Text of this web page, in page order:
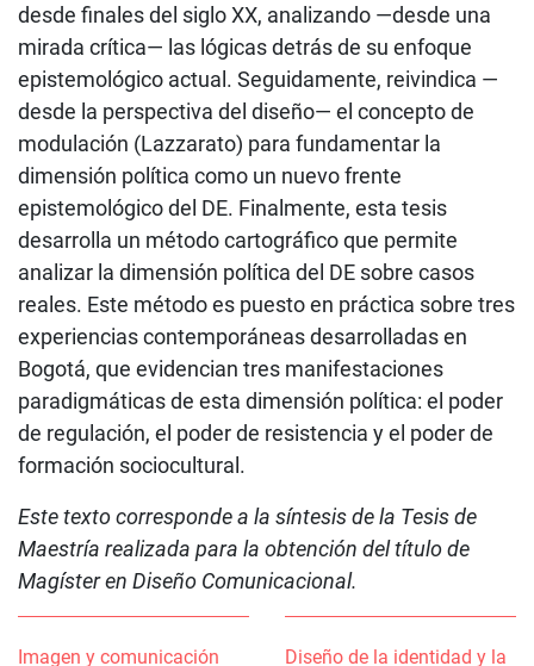
desde finales del siglo XX, analizando —desde una
mirada crítica— las lógicas detrás de su enfoque
epistemológico actual. Seguidamente, reivindica —
desde la perspectiva del diseño— el concepto de
modulación (Lazzarato) para fundamentar la
dimensión política como un nuevo frente
epistemológico del DE. Finalmente, esta tesis
desarrolla un método cartográfico que permite
analizar la dimensión política del DE sobre casos
reales. Este método es puesto en práctica sobre tres
experiencias contemporáneas desarrolladas en
Bogotá, que evidencian tres manifestaciones
paradigmáticas de esta dimensión política: el poder
de regulación, el poder de resistencia y el poder de
formación sociocultural.
Este texto corresponde a la síntesis de la Tesis de
Maestría realizada para la obtención del título de
Magíster en Diseño Comunicacional.
Imagen y comunicación Diseño de la identidad y la